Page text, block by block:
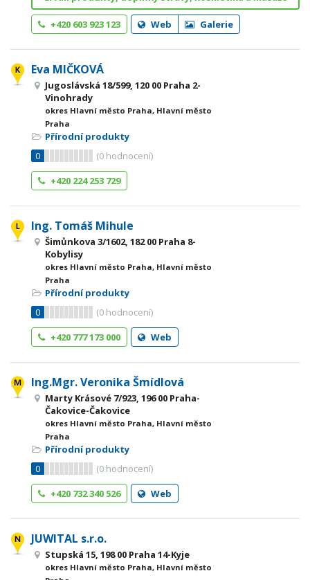
+420 603 923 123 Web Galerie
Eva MIČKOVÁ
Jugoslávská 18/599, 120 00 Praha 2-
Vinohrady
okres Hlavní město Praha, Hlavní město
Praha
Přírodní produkty
0
(0 hodnocení)
+420 224 253 729
Ing. Tomáš Mihule
Šimůnkova 3/1602, 182 00 Praha 8-
Kobylisy
okres Hlavní město Praha, Hlavní město
Praha
Přírodní produkty
0
(0 hodnocení)
+420 777 173 000
Web
Ing.Mgr. Veronika Šmídlová
Marty Krásové 7/923, 196 00 Praha-
Čakovice-Čakovice
okres Hlavní město Praha, Hlavní město
Praha
Přírodní produkty
0
(0 hodnocení)
+420 732 340 526
Web
JUWITAL s.r.o.
Stupská 15, 198 00 Praha 14-Kyje
okres Hlavní město Praha, Hlavní město